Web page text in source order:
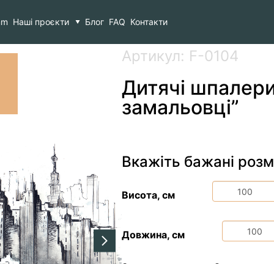
Наші проєкти Блог FAQ Контакти
Артикул: F-0104
Дитячі
замальовці”
Вкажіть бажані
Висота, см
Довжина, см